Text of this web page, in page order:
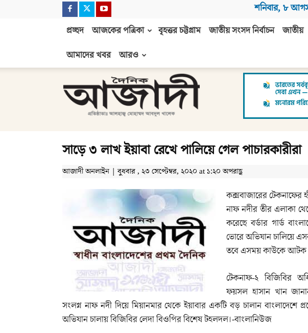
শনিবার, ৮
প্রচ্ছদ আজকের পত্রিকা বৃহত্তর চট্টগ্রাম জাতীয় সংসদ নির্বাচন জাতীয়
আমাদের খবর
আরও
আজাদী
সাড়ে ৩ লাখ ইয়াবা রেখে পালিয়ে গেল পাচারকারীরা
আজাদী অনলাইন | বুধবার , ২৩ সেপ্টেম্বর, ২০২০ at ১:২০ অপরাহ্ণ
কক্সবাজারের টেকনাফের
নাফ নদীর তীর এলাকা
করেছে বর্ডার গার্ড
ভোরে অভিযান চালিয়ে
তবে এসময় কাউকে আটক
টেকনাফ-২ বিজিবির
ফয়সল হাসান খান
সংলগ্ন নাফ নদী দিয়ে মিয়ানমার থেকে ইয়াবার একটি বড় চালান
অভিযান চালায় বিজিবির লেদা বিওপির বিশেষ টহলদল।-বাংলানিউজ